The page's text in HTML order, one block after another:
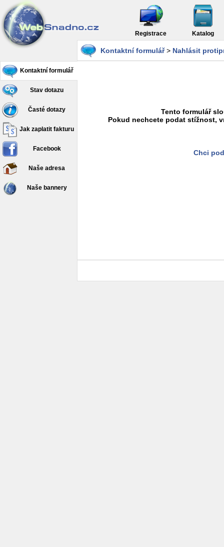
Registrace Katalog
Kontaktní formulář
Stav dotazu
Časté dotazy
Jak zaplatit fakturu
Facebook
Naše adresa
Naše bannery
Kontaktní formulář> Nahlásit
Tento formulář
Pokud nechcete podat stížnost,
Chci